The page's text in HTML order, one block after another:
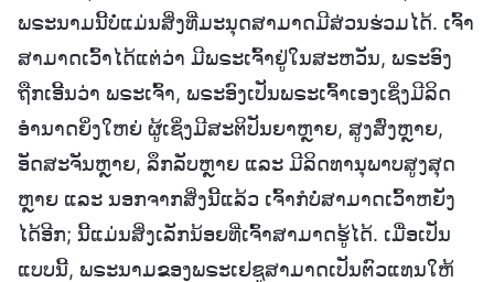
ພຣະນາມນີ້ບໍ່ແມ່ນສິ່ງທີ່ມະນຸດສາມາດມີສ່ວນຮ່ວມໄດ້. ເຈົ້າ
ສາມາດເວົ້າໄດ້ແຕ່ວ່າ ມີພຣະເຈົ້າຢູ່ໃນສະຫວັນ, ພຣະອົງ
ຖືກເອີ້ນວ່າ ພຣະເຈົ້າ, ພຣະອົງເປັນພຣະເຈົ້າເອງເຊິ່ງມີລິດ
ອຳນາດຍິ່ງໃຫຍ່ ຜູ້ເຊິ່ງມີສະຕິປັນຍາຫຼາຍ, ສູງສົ່ງຫຼາຍ,
ອັດສະຈັນຫຼາຍ, ລຶກລັບຫຼາຍ ແລະ ມີລິດທານຸພາບສູງສຸດ
ຫຼາຍ ແລະ ນອກຈາກສິ່ງນີ້ແລ້ວ ເຈົ້າກໍບໍ່ສາມາດເວົ້າຫຍັງ
ໄດ້ອີກ; ນີ້ແມ່ນສິ່ງເລັກນ້ອຍທີ່ເຈົ້າສາມາດຮູ້ໄດ້. ເມື່ອເປັນ
ແບບນີ້, ພຣະນາມຂອງພຣະເຢຊູສາມາດເປັນຕົວແທນໃຫ້